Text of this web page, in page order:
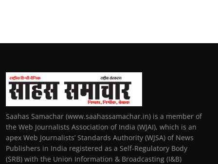
Saahas Samachar (www.saahassamachar.in) is a member of
the Web Journalists Association of India (WJAI), which is an
apex Web Journalists’ Standards Authority (WJSA) of News
Publishers in India registered as a Self-Regulatory Body
(SRB) with the Union Information & Broadcasting (I&B)